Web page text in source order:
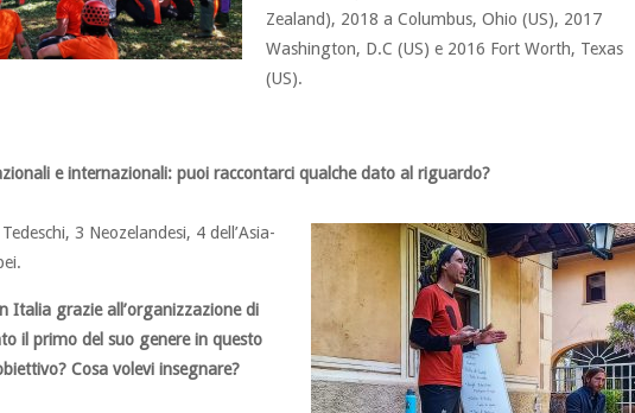
Zealand), 2018 a Columbus, Ohio (US), 2017
Washington, D.C (US) e 2016 Fort Worth, Texas
(US).
e internazionali: puoi raccontarci qualche dato al riguardo?
3 Neozelandesi, 4 dell’Asia-
Italia grazie all’organizzazione di
il primo del suo genere in questo
Cosa volevi insegnare?